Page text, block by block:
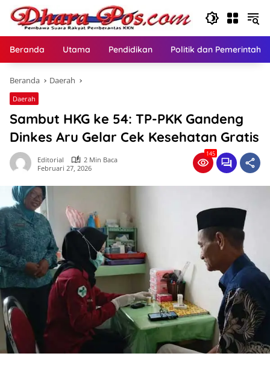
Langsung
konten
Beranda Utama Pendidikan Politik dan
Beranda Daerah
Daerah
Sambut HKG ke 54: TP-PKK Gandeng
Dinkes Aru Gelar Cek Kesehatan Gratis
Editorial
2 Min Baca
Februari 27, 2026
145